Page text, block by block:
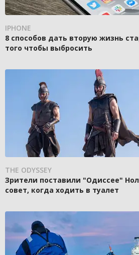
IPHONE
8 способов дать вторую жизнь
того чтобы выбросить
THE ODYSSEY
Зрители поставили "Одиссее"
совет, когда ходить в туалет